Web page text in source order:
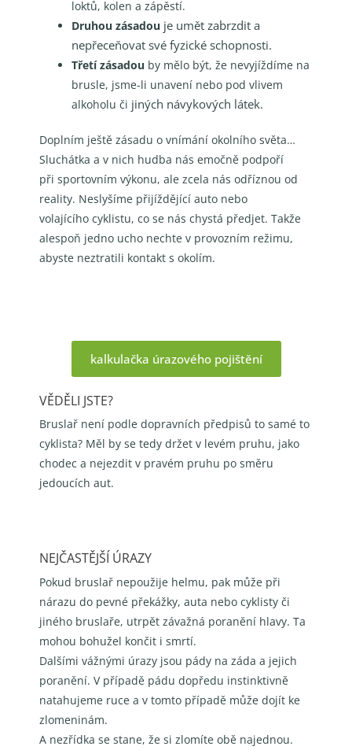
loktů, kolena zápěstí.
Druhou zásadou je umět zabrzdit a
nepřeceňovat své fyzické schopnosti.
Třetí zásadou by mělo být, že nevyjíždíme na
brusle, jsme-li unavení nebo pod vlivem
alkoholu či jiných návykových látek.
Doplním ještě zásadu o vnímání okolního světa…
Sluchátka a v nich hudba nás emočně podpoří
při sportovním výkonu, ale zcela nás odříznou od
reality. Neslyšíme přijíždějící auto nebo
volajícího cyklistu, co se nás chystá předjet. Takže
alespoň jedno ucho nechte v provozním režimu,
abyste neztratili kontakt s okolím.
kalkulačka úrazového pojištění
VĚDĚLI JSTE?
Bruslař není podle dopravních předpisů to samé to
cyklista? Měl by se tedy držet v levém pruhu, jako
chodec a nejezdit v pravém pruhu po směru
jedoucích aut.
NEJČASTĚJŠÍ ÚRAZY
Pokud bruslař nepoužije helmu, pak může při
nárazu do pevné překážky, auta nebo cyklisty či
jiného bruslaře, utrpět závažná poranění hlavy. Ta
mohou bohužel končit i smrtí.
Dalšími vážnými úrazy jsou pády na záda a jejich
poranění. V případě pádu dopředu instinktivně
natahujeme ruce a v tomto případě může dojít ke
zlomeninám.
A nezřídka se stane, že si zlomíte obě najednou.